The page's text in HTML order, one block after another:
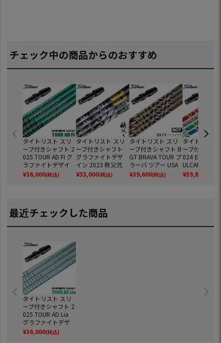
チェック中の商品からのおすすめ
タイトリスト スリ
ーブ付きシャフト 2
025 TOUR AD FI グ
ラファイトデザイ
ン ツアーAD FI 日本
正規品 ゴルフ シャ
¥36,000(税込)
タイトリスト スリ
ーブ付きシャフト
グラファイトデザ
イン 2023 秩父弐
ドライバー用 日本
正規品 (TSR／TSi／
¥33,000(税込)
タイトリスト スリ
ーブ付きシャフト B
GT BRAVA TOUR ブ
ラーバ ツアー USA
直輸入品 日本未発
売 (GT／TSR／TSi
¥39,600(税込)
タイトリスト
ーブ付きシャ
024 日本シャ
ULCANUS バ
ス 日本正規品
フ シャフト
¥59,800
最近チェックした商品
タイトリスト スリ
ーブ付きシャフト 2
025 TOUR AD Lia
グラファイトデザ
イン ツアーAD ライ
ア 日本正規品 ゴル
¥36,000(税込)